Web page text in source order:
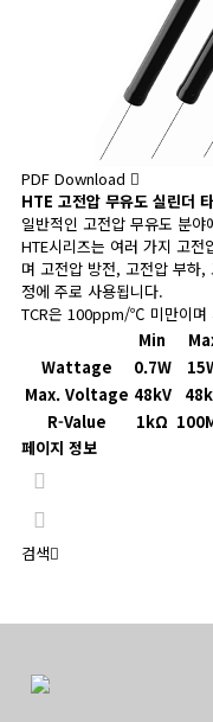
PDF Download
HTE 고전압 무유도 실린더
일반적인 고전압 무유도 분
HTE시리즈는 여러 가지 고전
며 고전압 방전, 고전압 부하
정에 주로 사용됩니다.
TCR은 100ppm/℃ 미만이며
Min
Wattage
0.7W
Max. Voltage 48kV
R-Value
1kΩ
페이지 정보
검색